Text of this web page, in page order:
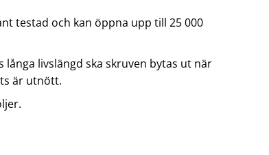
testad och kan öppna upp till 25 000
livslängd ska skruven bytas ut när
är utnött.